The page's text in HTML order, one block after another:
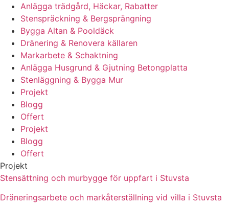
Anlägga trädgård, Häckar, Rabatter
Stenspräckning & Bergsprängning
Bygga Altan & Pooldäck
Dränering & Renovera källaren
Markarbete & Schaktning
Anlägga Husgrund & Gjutning Betongplatta
Stenläggning & Bygga Mur
Projekt
Blogg
Offert
Projekt
Blogg
Offert
Projekt
Stensättning och murbygge för uppfart i Stuvsta
Dräneringsarbete och markåterställning vid villa i Stuvsta